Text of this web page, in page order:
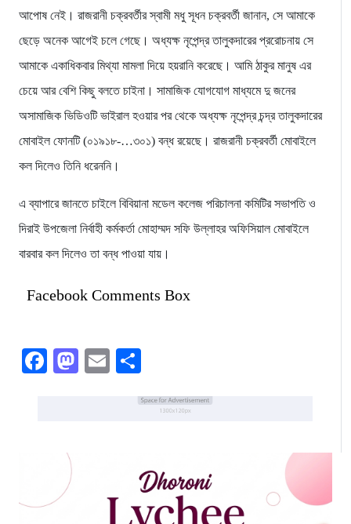
আপোষ নেই। রাজরানী চক্রবর্তীর স্বামী মধু সূধন চক্রবর্তী জানান, সে আমাকে
ছেড়ে অনেক আগেই চলে গেছে। অধ্যক্ষ নৃপেন্দ্র তালুকদারের প্ররোচনায় সে
আমাকে একাধিকবার মিথ্যা মামলা দিয়ে হয়রানি করেছে। আমি ঠাকুর মানুষ এর
চেয়ে আর বেশি কিছু বলতে চাইনা। সামাজিক যোগযোগ মাধ্যমে দু জনের
অসামাজিক ভিডিওটি ভাইরাল হওয়ার পর থেকে অধ্যক্ষ নৃপেন্দ্র চন্দ্র তালুকদারের
মোবাইল ফোনটি (০১৯১৮-…৩০১) বন্ধ রয়েছে। রাজরানী চক্রবর্তী মোবাইলে
কল দিলেও তিনি ধরেননি।
এ ব্যাপারে জানতে চাইলে বিবিয়ানা মডেল কলেজ পরিচালনা কমিটির সভাপতি ও
দিরাই উপজেলা নির্বাহী কর্মকর্তা মোহাম্মদ সফি উল্লাহর অফিসিয়াল মোবাইলে
বারবার কল দিলেও তা বন্ধ পাওয়া যায়।
Facebook Comments Box
Facebook
Mastodon
Email